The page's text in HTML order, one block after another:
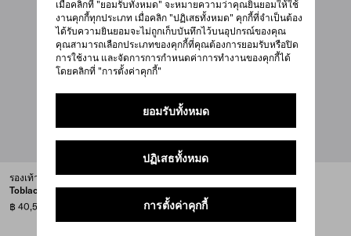
เมื่อคลิกที่ "ยอมรับทั้งหมด" จะหมายความว่าคุณยินยอมให้ใช้
งานคุกกี้ทุกประเภท เมื่อคลิก "ปฏิเสธทั้งหมด" คุกกี้ที่จำเป็นต้อง
ได้รับความยินยอมจะไม่ถูกเก็บบันทึกไว้บนอุปกรณ์ของคุณ
คุณสามารถเลือกประเภทของคุกกี้ที่คุณต้องการยอมรับหรือปิด
การใช้งาน และจัดการการกำหนดค่าการทำงานของคุกกี้ได้
โดยคลิกที่ "การตั้งค่าคุกกี้"
ยอมรับทั้งหมด
ปฏิเสธทั้งหมด
การตั้งค่าคุกกี้
รองเท้าหนังแต่งเชือก Prada
Toblach
฿ 40,500
รองเท้าสนีกเกอร์ผูกเชือก Prada
America’s Cup
฿ 40,000